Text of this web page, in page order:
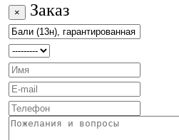
× Заказ